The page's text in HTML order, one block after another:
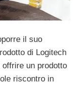
il suo
di Logitech
un prodotto
riscontro in